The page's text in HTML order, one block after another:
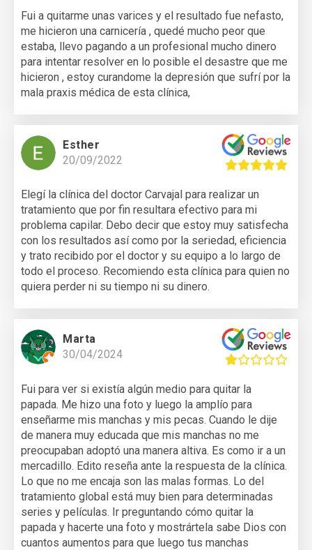
Fui a quitarme unas varices y el resultado fue nefasto,
me hicieron una carnicería , quedé mucho peor que
estaba, llevo pagando a un profesional mucho dinero
para intentar resolver en lo posible el desastre que me
hicieron , estoy curandome la depresión que sufrí por la
mala praxis médica de esta clínica,
Esther
20/09/2022
Elegí la clínica del doctor Carvajal para realizar un
tratamiento que por fin resultara efectivo para mi
problema capilar. Debo decir que estoy muy satisfecha
con los resultados así como por la seriedad, eficiencia
y trato recibido por el doctor y su equipo a lo largo de
todo el proceso. Recomiendo esta clínica para quien no
quiera perder ni su tiempo ni su dinero.
Marta
30/04/2024
Fui para ver si existía algún medio para quitar la
papada. Me hizo una foto y luego la amplío para
enseñarme mis manchas y mis pecas. Cuando le dije
de manera muy educada que mis manchas no me
preocupaban adoptó una manera altiva. Es como ir a un
mercadillo. Edito reseña ante la respuesta de la clínica.
Lo que no me encaja son las malas formas. Lo del
tratamiento global está muy bien para determinadas
series y películas. Ir preguntando cómo quitar la
papada y hacerte una foto y mostrártela sabe Dios con
cuantos aumentos para que luego tus manchas